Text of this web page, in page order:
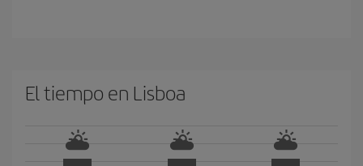
El tiempo en Lisboa